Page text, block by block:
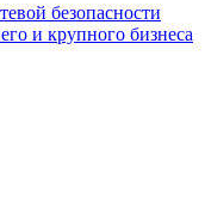
безопасности
и крупного бизнеса